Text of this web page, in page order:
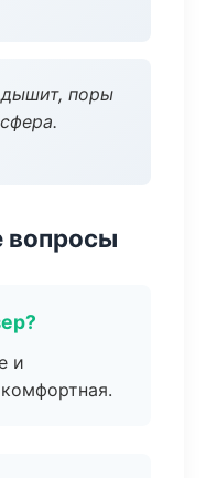
поры
вопросы
и